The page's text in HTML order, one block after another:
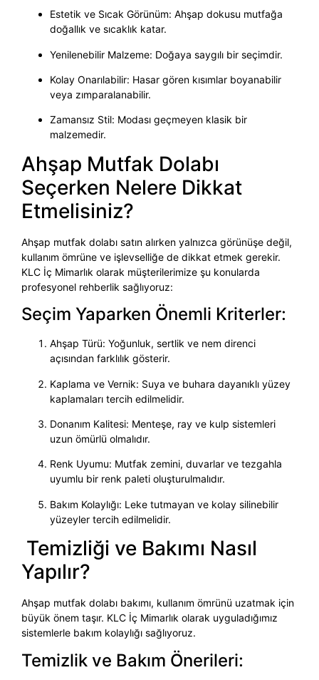
Estetik ve Sıcak Görünüm: Ahşap dokusu mutfağa
doğallık ve sıcaklık katar.
Yenilenebilir Malzeme: Doğaya saygılı bir seçimdir.
Kolay Onarılabilir: Hasar gören kısımlar boyanabilir
veya zımparalanabilir.
Zamansız Stil: Modası geçmeyen klasik bir
malzemedir.
Ahşap Mutfak Dolabı
Seçerken Nelere Dikkat
Etmelisiniz?
Ahşap mutfak dolabı satın alırken yalnızca görünüşe değil,
kullanım ömrüne ve işlevselliğe de dikkat etmek gerekir.
KLC İç Mimarlık olarak müşterilerimize şu konularda
profesyonel rehberlik sağlıyoruz:
Seçim Yaparken Önemli Kriterler:
Ahşap Türü: Yoğunluk, sertlik ve nem direnci
açısından farklılık gösterir.
Kaplama ve Vernik: Suya ve buhara dayanıklı yüzey
kaplamaları tercih edilmelidir.
Donanım Kalitesi: Menteşe, ray ve kulp sistemleri
uzun ömürlü olmalıdır.
Renk Uyumu: Mutfak zemini, duvarlar ve tezgahla
uyumlu bir renk paleti oluşturulmalıdır.
Bakım Kolaylığı: Leke tutmayan ve kolay silinebilir
yüzeyler tercih edilmelidir.
Temizliği ve Bakımı Nasıl
Yapılır?
Ahşap mutfak dolabı bakımı, kullanım ömrünü uzatmak için
büyük önem taşır. KLC İç Mimarlık olarak uyguladığımız
sistemlerle bakım kolaylığı sağlıyoruz.
Temizlik ve Bakım Önerileri: